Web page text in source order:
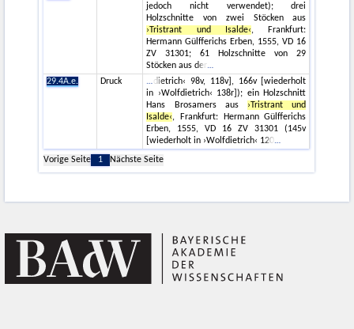
jedoch nicht verwendet); drei
Holzschnitte von zwei Stöcken aus
›Tristrant und Isalde‹, Frankfurt:
Hermann Gülfferichs Erben, 1555, VD 16
ZV 31301; 61 Holzschnitte von 29
Stöcken aus der
29.4A.e.
Druck
dietrich‹ 98v, 118v], 166v [wiederholt
in ›Wolfdietrich‹ 138r]); ein Holzschnitt
Hans Brosamers aus ›Tristrant und
Isalde‹, Frankfurt: Hermann Gülfferichs
Erben, 1555, VD 16 ZV 31301 (145v
[wiederholt in ›Wolfdietrich‹ 120
Vorige Seite
1 Nächste Seite